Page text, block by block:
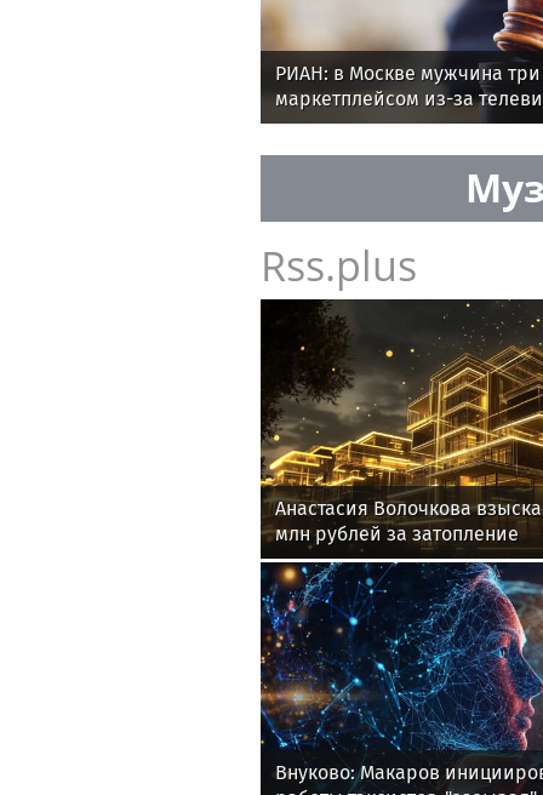
РИАН: в Москве мужчина три
маркетплейсом из-за
Rss.plus
Анастасия Волочкова
млн рублей за затопление
Внуково: Макаров